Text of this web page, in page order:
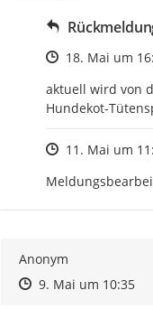
Zeitpunkt des
18. Mai um
aktuell wird von
Hundekot-
Zeitpunkt des
11. Mai um
Anonym
Zeitpunkt des
Zeitpunkt des
9. Mai um 10:35